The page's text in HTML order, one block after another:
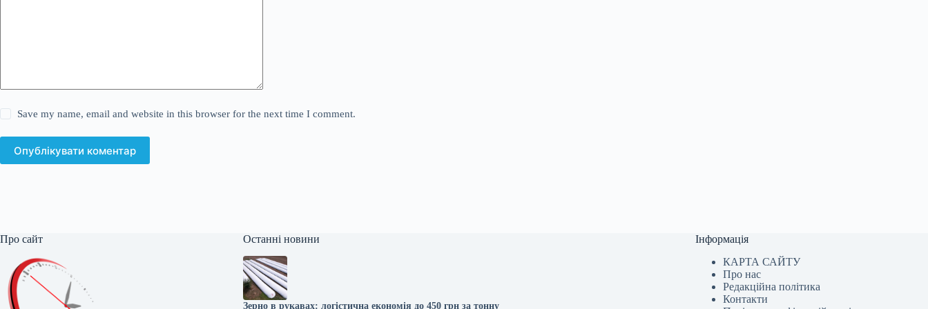
Save my name, email and website in this browser for the next time I comment.
Опублікувати коментар
Про сайт Останні новини
Зерно в рукавах: логістична економія до 450 грн за тонну
Інформація
КАРТА САЙТУ
Про нас
Редакційна політика
Контакти